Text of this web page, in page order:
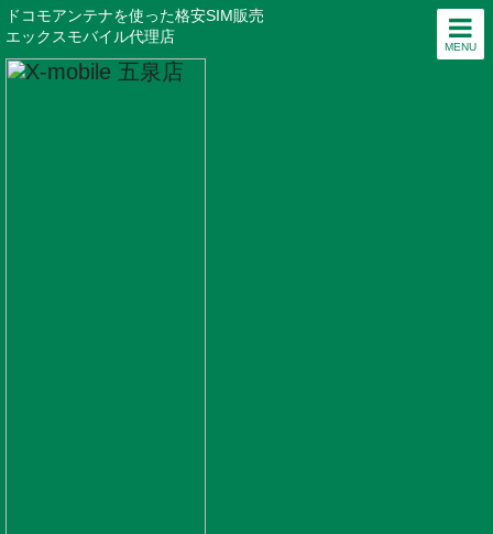
MENU
ドコモアンテナを使った格安SIM販売
エックスモバイル代理店